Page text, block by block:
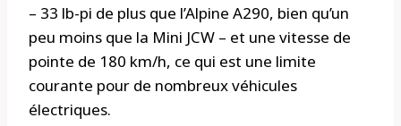
– 33 lb-pi de plus que l’Alpine A290, bien qu’un
peu moins que la Mini JCW – et une vitesse de
pointe de 180 km/h, ce qui est une limite
courante pour de nombreux véhicules
électriques.